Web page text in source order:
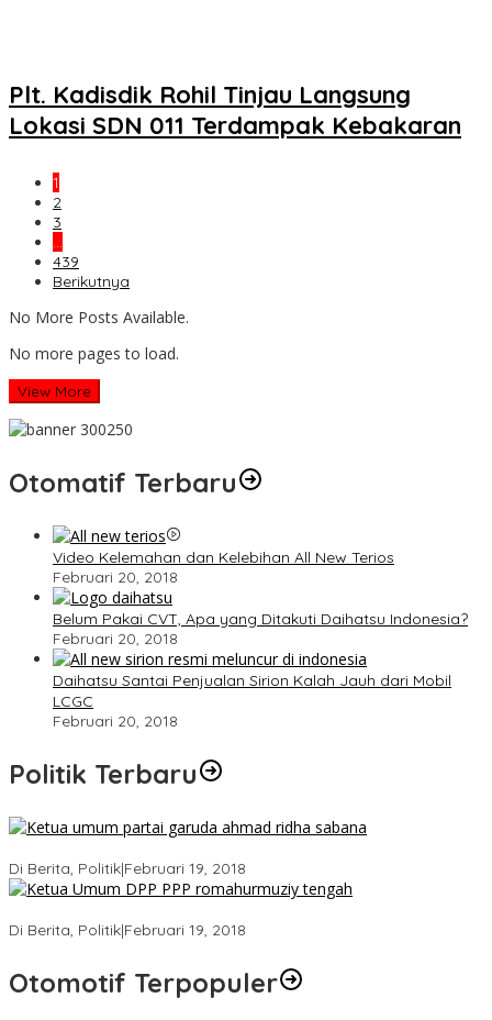
Plt. Kadisdik Rohil Tinjau Langsung
Lokasi SDN 011 Terdampak Kebakaran
1
2
3
…
439
Berikutnya
No More Posts Available.
No more pages to load.
View More
Otomatif Terbaru
Video Kelemahan dan Kelebihan All New Terios
Februari 20, 2018
Belum Pakai CVT, Apa yang Ditakuti Daihatsu Indonesia?
Februari 20, 2018
Daihatsu Santai Penjualan Sirion Kalah Jauh dari Mobil
LCGC
Februari 20, 2018
Politik Terbaru
Di Berita, Politik|Februari 19, 2018
Di Berita, Politik|Februari 19, 2018
Otomotif Terpopuler